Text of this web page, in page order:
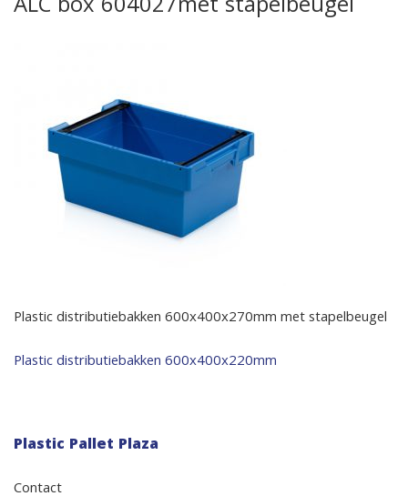
Plastic distributiebakken 600x400x270mm met stapelbeugel
Bericht
Plastic distributiebakken 600x400x220mm
Plastic Pallet Plaza
Contact